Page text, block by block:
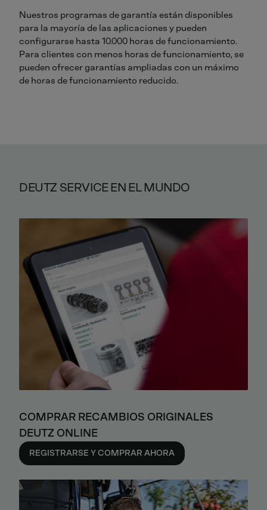
Nuestros programas de garantía están disponibles
para la mayoría de las aplicaciones y pueden
configurarse hasta 10.000 horas de funcionamiento.
Para clientes con menos horas de funcionamiento, se
pueden ofrecer garantías ampliadas con un máximo
de horas de funcionamiento reducido.
DEUTZ SERVICE EN EL MUNDO
COMPRAR RECAMBIOS ORIGINALES
DEUTZ ONLINE
REGISTRARSE Y COMPRAR AHORA